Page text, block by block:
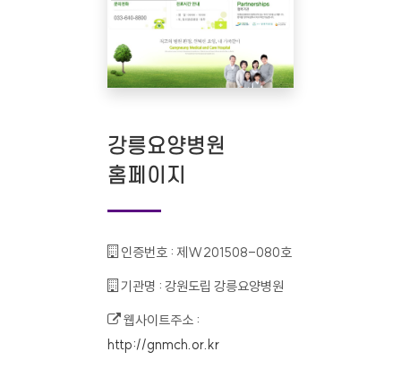
강릉요양병원
홈페이지
인증번호 : 제W201508-080호
기관명 : 강원도립 강릉요양병원
웹사이트주소 :
http://gnmch.or.kr